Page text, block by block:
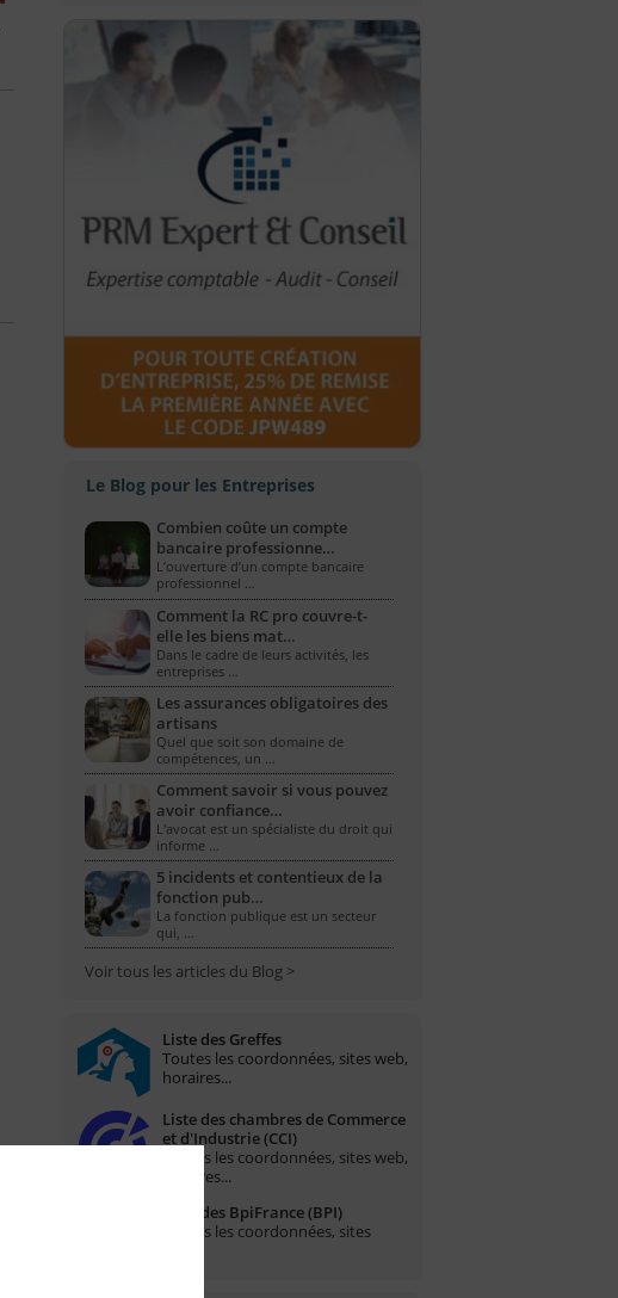
Le Blog pour les Entreprises
Combien coûte un compte
bancaire professionne…
L’ouverture d’un compte bancaire
professionnel …
Comment la RC pro couvre-t-
elle les biens mat…
Dans le cadre de leurs activités, les
entreprises …
Les assurances obligatoires des
artisans
Quel que soit son domaine de
compétences, un …
Comment savoir si vous pouvez
avoir confiance…
L'avocat est un spécialiste du droit qui
informe …
5 incidents et contentieux de la
fonction pub…
La fonction publique est un secteur
qui, …
Voir tous les articles du Blog >
Liste des Greffes
Toutes les coordonnées, sites web,
horaires...
Liste des chambres de Commerce
et d'Industrie (CCI)
Toutes les coordonnées, sites web,
horaires...
Liste des BpiFrance (BPI)
Toutes les coordonnées, sites